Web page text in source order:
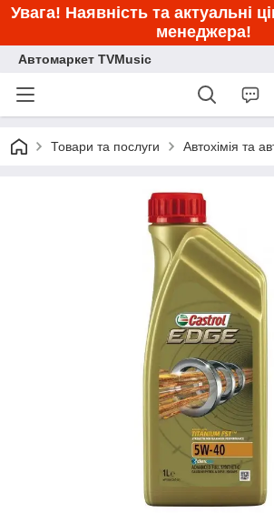
Увага! Наявність та актуальні
менеджера!
Автомаркет TVMusic
Товари та послуги Автохімія та